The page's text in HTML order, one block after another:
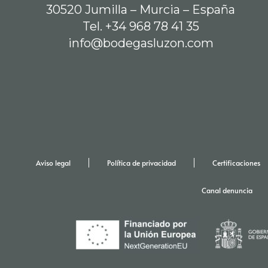
30520 Jumilla – Murcia – España
Tel. +34 968 78 41 35
info@bodegasluzon.com
Aviso legal Política de privacidad Certificaciones
Canal denuncia